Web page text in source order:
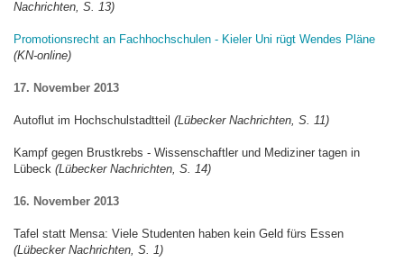
Nachrichten, S. 13)
Promotionsrecht an Fachhochschulen - Kieler Uni rügt Wendes Pläne
(KN-online)
17. November 2013
Autoflut im Hochschulstadtteil (Lübecker Nachrichten, S. 11)
Kampf gegen Brustkrebs - Wissenschaftler und Mediziner tagen in
Lübeck (Lübecker Nachrichten, S. 14)
16. November 2013
Tafel statt Mensa: Viele Studenten haben kein Geld fürs Essen
(Lübecker Nachrichten, S. 1)